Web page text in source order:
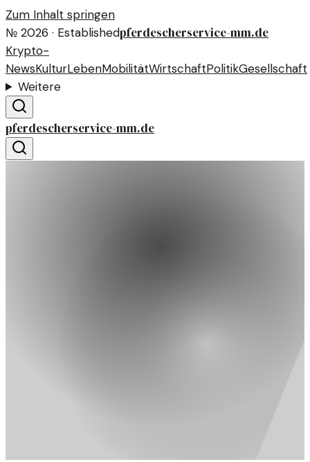
Zum Inhalt springen
№ 2026 · Establishedpferdescherservice-mm.de
Krypto-
NewsKulturLebenMobilitätWirtschaftPolitikGesellschaft
Weitere
pferdescherservice-mm.de